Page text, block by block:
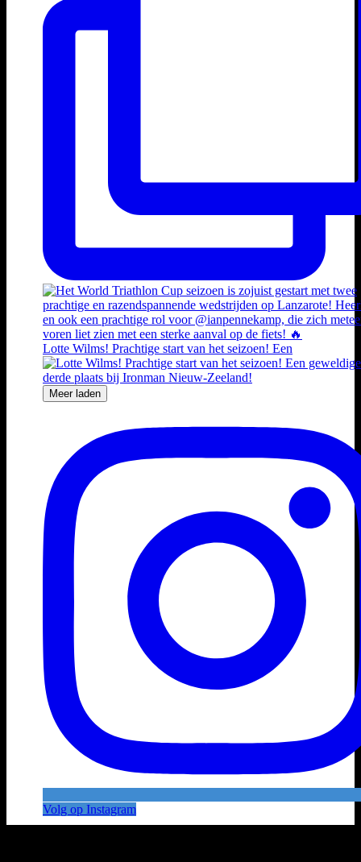
Lotte Wilms! Prachtige start van het seizoen! Een
Meer laden
Volg op Instagram